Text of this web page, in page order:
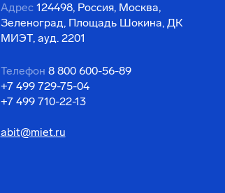
Адрес 124498, Россия, Москва,
Зеленоград, Площадь Шокина, ДК
МИЭТ, ауд. 2201
Телефон 8 800 600-56-89
+7 499 729-75-04
+7 499 710-22-13
abit@miet.ru